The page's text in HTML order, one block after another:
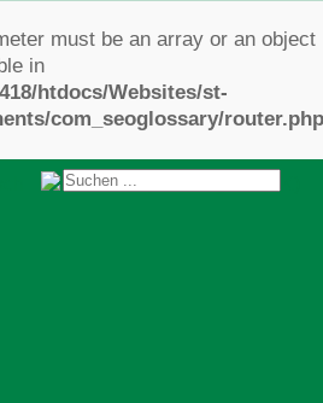
must be an array or an object
in
htdocs/Websites/st-
com_seoglossary/router.php